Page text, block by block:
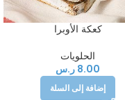
كعكة الأوبرا
الحلويات
8.00 ر.س
إضافة إلى السلة